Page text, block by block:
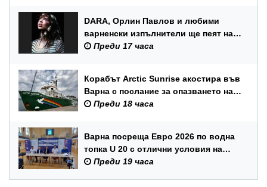
DARA, Орлин Павлов и любими
варненски изпълнители ще пеят на
празника на Варна
Преди 17 часа
Корабът Arctic Sunrise акостира във
Варна с послание за опазването на
Черно море
Преди 18 часа
Варна посреща Евро 2026 по водна
топка U 20 с отлични условия на
състезателните басейни
Преди 19 часа